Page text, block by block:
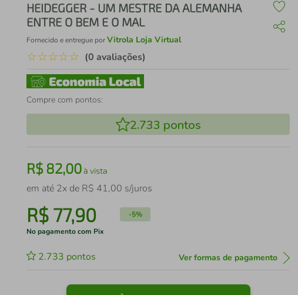
HEIDEGGER - UM MESTRE DA ALEMANHA
ENTRE O BEM E O MAL
Fornecido e entregue porVitrola Loja Virtual
☆☆☆☆☆ (0 avaliações)
Compre com pontos:
2.733 pontos
R$82,00à vista
em até 2x de R$ 41,00 s/juros
R$ 77,90 -5%
No pagamento com Pix
2.733 pontos Ver formas de pagamento